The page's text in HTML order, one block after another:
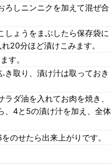
ろしニンニクを加えて混ぜ合
しょうをまぶしたら保存袋に
20分ほど漬けこみます。
す。
き取り、漬け汁は取っておき
ダ油を入れてお肉を焼き、
、4と5の漬け汁を加え、全体
のせたら出来上がりです。